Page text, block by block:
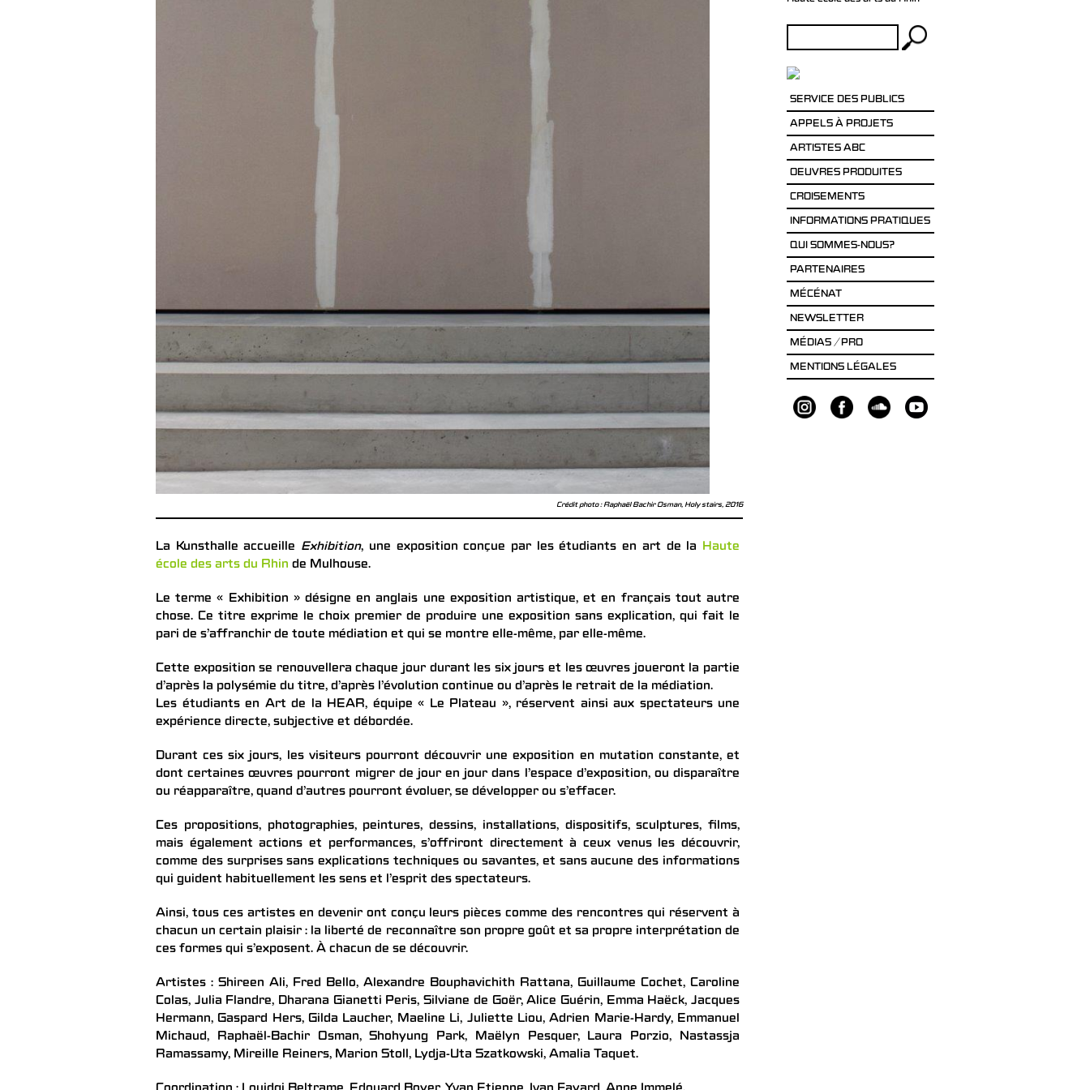
Crédit photo : Raphaël Bachir Osman, Holy stairs, 2016
La Kunsthalle accueille Exhibition, une exposition conçue par les étudiants en art de la Haute
école des arts du Rhin de Mulhouse.
Le terme « Exhibition » désigne en anglais une exposition artistique, et en français tout autre
chose. Ce titre exprime le choix premier de produire une exposition sans explication, qui fait le
pari de s’affranchir de toute médiation et qui se montre elle-même, par elle-même.
Cette exposition se renouvellera chaque jour durant les six jours et les œuvres joueront la partie
d’après la polysémie du titre, d’après l’évolution continue ou d’après le retrait de la médiation.
Les étudiants en Art de la HEAR, équipe « Le Plateau », réservent ainsi aux spectateurs une
expérience directe, subjective et débordée.
Durant ces six jours, les visiteurs pourront découvrir une exposition en mutation constante, et
dont certaines œuvres pourront migrer de jour en jour dans l’espace d’exposition, ou disparaître
ou réapparaître, quand d’autres pourront évoluer, se développer ou s’effacer.
Ces propositions, photographies, peintures, dessins, installations, dispositifs, sculptures, films,
mais également actions et performances, s’offriront directement à ceux venus les découvrir,
comme des surprises sans explications techniques ou savantes, et sans aucune des informations
qui guident habituellement les sens et l’esprit des spectateurs.
Ainsi, tous ces artistes en devenir ont conçu leurs pièces comme des rencontres qui réservent à
chacun un certain plaisir : la liberté de reconnaître son propre goût et sa propre interprétation de
ces formes qui s’exposent. À chacun de se découvrir.
Artistes : Shireen Ali, Fred Bello, Alexandre Bouphavichith Rattana, Guillaume Cochet, Caroline
Colas, Julia Flandre, Dharana Gianetti Peris, Silviane de Goër, Alice Guérin, Emma Haëck, Jacques
Hermann, Gaspard Hers, Gilda Laucher, Maeline Li, Juliette Liou, Adrien Marie-Hardy, Emmanuel
Michaud, Raphaël-Bachir Osman, Shohyung Park, Maëlyn Pesquer, Laura Porzio, Nastassja
Ramassamy, Mireille Reiners, Marion Stoll, Lydja-Uta Szatkowski, Amalia Taquet.
SERVICE DES PUBLICS
APPELS À PROJETS
ARTISTES ABC
OEUVRES PRODUITES
CROISEMENTS
INFORMATIONS PRATIQUES
QUI SOMMES-NOUS?
PARTENAIRES
MÉCÉNAT
NEWSLETTER
MÉDIAS / PRO
MENTIONS LÉGALES